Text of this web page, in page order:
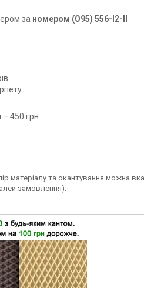
за номером (О95) 556-I2-II
– 450 грн
матеріалу та окантування можна
замовлення).